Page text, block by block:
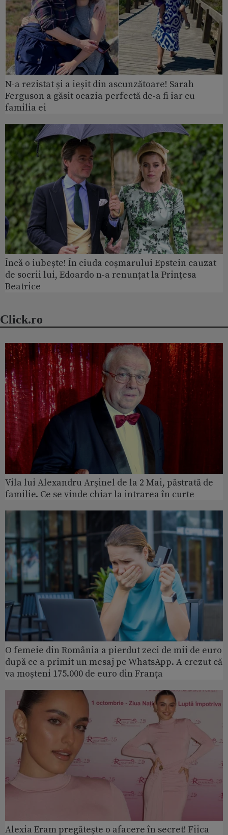
N-a rezistat și a ieșit din ascunzătoare! Sarah
Ferguson a găsit ocazia perfectă de-a fi iar cu
familia ei
Încă o iubește! În ciuda coșmarului Epstein cauzat
de socrii lui, Edoardo n-a renunțat la Prințesa
Beatrice
Click.ro
Vila lui Alexandru Arșinel de la 2 Mai, păstrată de
familie. Ce se vinde chiar la intrarea în curte
O femeie din România a pierdut zeci de mii de euro
după ce a primit un mesaj pe WhatsApp. A crezut că
va moșteni 175.000 de euro din Franța
Alexia Eram pregătește o afacere în secret! Fiica